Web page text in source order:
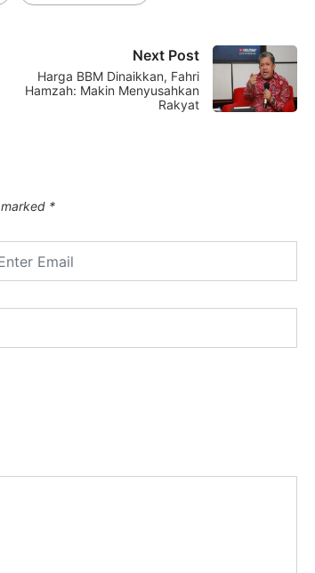
Next Post
Harga BBM Dinaikkan, Fahri
Hamzah: Makin Menyusahkan
Rakyat
*